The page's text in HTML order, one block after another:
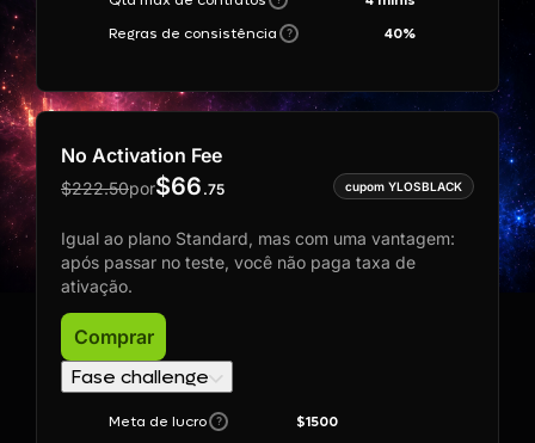
Regras de consistência
? 40%
No Activation Fee
$222.50por$66 .75
Igual ao plano Standard, mas com uma vantagem:
após passar no teste, você não paga taxa de
ativação.
Comprar
Fase challenge
Meta de lucro ?
$1500